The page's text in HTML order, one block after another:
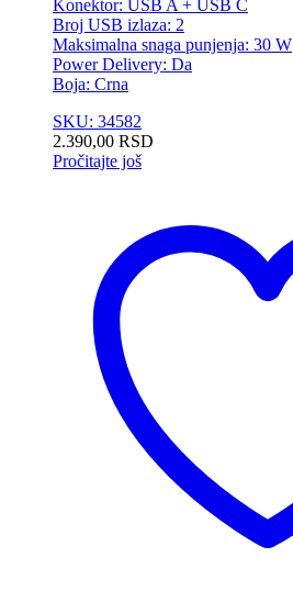
Konektor: USB A + USB C
Broj USB izlaza: 2
Maksimalna snaga punjenja: 30 W
Power Delivery: Da
Boja: Crna
SKU: 34582
2.390,00 RSD
Pročitajte još